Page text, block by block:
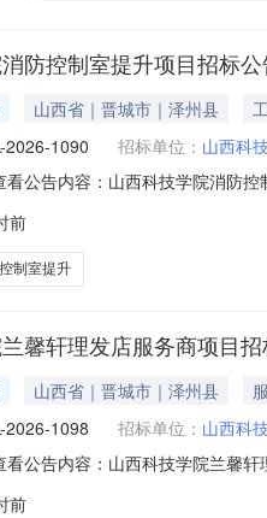
防控制室提升项目招标
山西省｜晋城市｜泽州县
2026-1090 招标单位： 山西科
看公告内容：山西科技学院消防
前
制室提升
馨轩理发店服务商项目
山西省｜晋城市｜泽州县
2026-1098 招标单位： 山西科
看公告内容：山西科技学院兰馨
前